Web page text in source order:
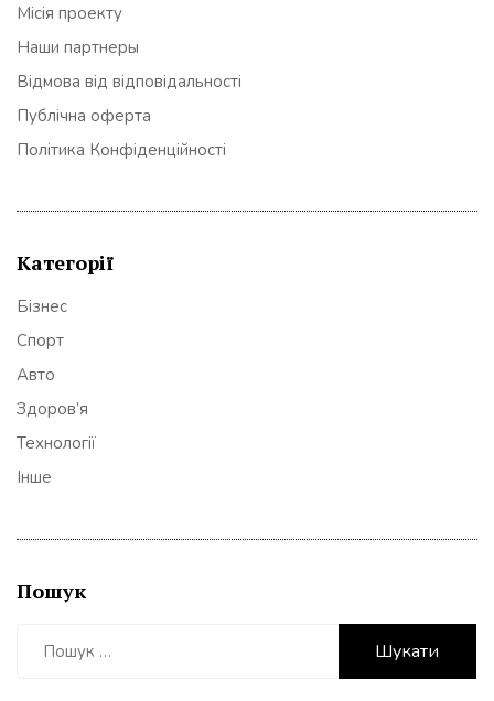
Місія проекту
Наши партнеры
Відмова від відповідальності
Публічна оферта
Політика Конфіденційності
Категорії
Бізнес
Спорт
Авто
Здоров’я
Технології
Інше
Пошук